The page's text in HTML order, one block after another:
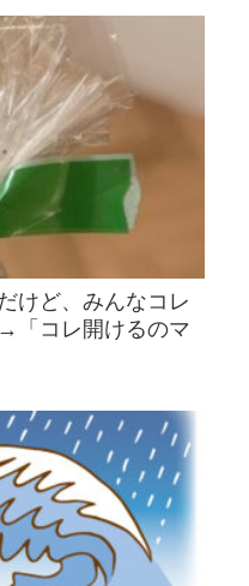
けど、みんなコレ
「コレ開けるのマ